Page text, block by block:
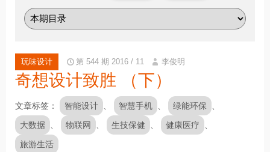
玩味设计 第 544 期 2016 / 11 李俊明
奇想设计致胜 （下）
文章标签 智能设计 智慧手机
绿能环保
大数据
物联网 生技保健
健康医疗
旅游生活